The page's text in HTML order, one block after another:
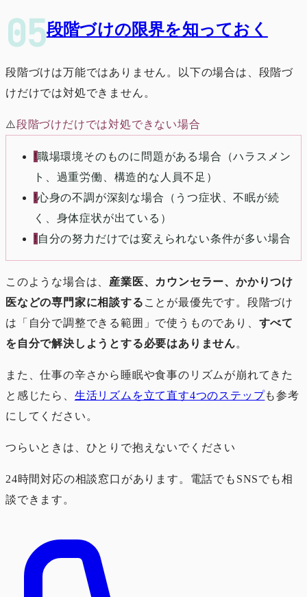
段階づけの限界を知っておく
段階づけは万能ではありません。以下の場合は、段階づ
けだけでは対処できません。
⚠️段階づけだけでは対処できない場合
!職場環境そのものに問題がある場合（ハラスメン
ト、過重労働、構造的な人員不足）
!心身の不調が深刻な場合（うつ症状、不眠が続
く、身体症状が出ている）
! 自分の努力だけでは変えられない条件が多い場合
このような場合は、 産業医、カウンセラー、かかりつけ
医などの専門家に相談する ことが最優先です。段階づけ
は「自分で調整できる範囲」で使うものであり、 すべて
を自分で解決しようとする必要はありません。
また、仕事の辛さから睡眠や食事のリズムが崩れてきた
と感じたら、 生活リズムを立て直す4つのステップも参考
にしてください。
つらいときは、ひとりで抱えないでください
24時間対応の相談窓口があります。電話でもSNSでも相
談できます。